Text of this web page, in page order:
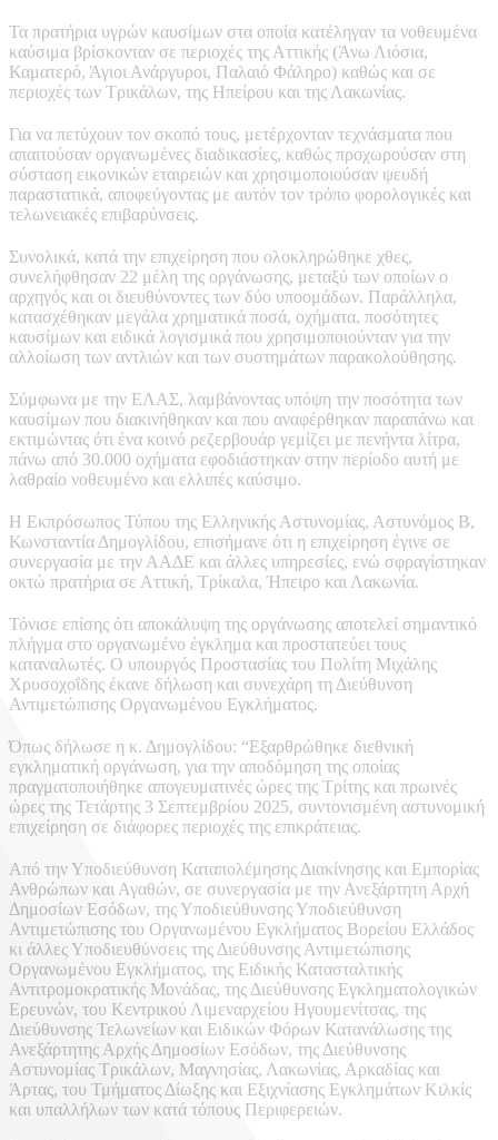
Τα πρατήρια υγρών καυσίμων στα οποία κατέληγαν τα νοθευμένα
καύσιμα βρίσκονταν σε περιοχές της Αττικής (Άνω Λιόσια,
Καματερό, Άγιοι Ανάργυροι, Παλαιό Φάληρο) καθώς και σε
περιοχές των Τρικάλων, της Ηπείρου και της Λακωνίας.
Για να πετύχουν τον σκοπό τους, μετέρχονταν τεχνάσματα που
απαιτούσαν οργανωμένες διαδικασίες, καθώς προχωρούσαν στη
σύσταση εικονικών εταιρειών και χρησιμοποιούσαν ψευδή
παραστατικά, αποφεύγοντας με αυτόν τον τρόπο φορολογικές και
τελωνειακές επιβαρύνσεις.
Συνολικά, κατά την επιχείρηση που ολοκληρώθηκε χθες,
συνελήφθησαν 22 μέλη της οργάνωσης, μεταξύ των οποίων ο
αρχηγός και οι διευθύνοντες των δύο υποομάδων. Παράλληλα,
κατασχέθηκαν μεγάλα χρηματικά ποσά, οχήματα, ποσότητες
καυσίμων και ειδικά λογισμικά που χρησιμοποιούνταν για την
αλλοίωση των αντλιών και των συστημάτων παρακολούθησης.
Σύμφωνα με την ΕΛΑΣ, λαμβάνοντας υπόψη την ποσότητα των
καυσίμων που διακινήθηκαν και που αναφέρθηκαν παραπάνω και
εκτιμώντας ότι ένα κοινό ρεζερβουάρ γεμίζει με πενήντα λίτρα,
πάνω από 30.000 οχήματα εφοδιάστηκαν στην περίοδο αυτή με
λαθραίο νοθευμένο και ελλιπές καύσιμο.
Η Εκπρόσωπος Τύπου της Ελληνικής Αστυνομίας, Αστυνόμος Β,
Κωνσταντία Δημογλίδου, επισήμανε ότι η επιχείρηση έγινε σε
συνεργασία με την ΑΑΔΕ και άλλες υπηρεσίες, ενώ σφραγίστηκαν
οκτώ πρατήρια σε Αττική, Τρίκαλα, Ήπειρο και Λακωνία.
Τόνισε επίσης ότι αποκάλυψη της οργάνωσης αποτελεί σημαντικό
πλήγμα στο οργανωμένο έγκλημα και προστατεύει τους
καταναλωτές. Ο υπουργός Προστασίας του Πολίτη Μιχάλης
Χρυσοχοΐδης έκανε δήλωση και συνεχάρη τη Διεύθυνση
Αντιμετώπισης Οργανωμένου Εγκλήματος.
Όπως δήλωσε η κ. Δημογλίδου: “Εξαρθρώθηκε διεθνική
εγκληματική οργάνωση, για την αποδόμηση της οποίας
πραγματοποιήθηκε απογευματινές ώρες της Τρίτης και πρωινές
ώρες της Τετάρτης 3 Σεπτεμβρίου 2025, συντονισμένη αστυνομική
επιχείρηση σε διάφορες περιοχές της επικράτειας.
Από την Υποδιεύθυνση Καταπολέμησης Διακίνησης και Εμπορίας
Ανθρώπων και Αγαθών, σε συνεργασία με την Ανεξάρτητη Αρχή
Δημοσίων Εσόδων, της Υποδιεύθυνσης Υποδιεύθυνση
Αντιμετώπισης του Οργανωμένου Εγκλήματος Βορείου Ελλάδος
κι άλλες Υποδιευθύνσεις της Διεύθυνσης Αντιμετώπισης
Οργανωμένου Εγκλήματος, της Ειδικής Κατασταλτικής
Αντιτρομοκρατικής Μονάδας, της Διεύθυνσης Εγκληματολογικών
Ερευνών, του Κεντρικού Λιμεναρχείου Ηγουμενίτσας, της
Διεύθυνσης Τελωνείων και Ειδικών Φόρων Κατανάλωσης της
Ανεξάρτητης Αρχής Δημοσίων Εσόδων, της Διεύθυνσης
Αστυνομίας Τρικάλων, Μαγνησίας, Λακωνίας, Αρκαδίας και
Άρτας, του Τμήματος Δίωξης και Εξιχνίασης Εγκλημάτων Κιλκίς
και υπαλλήλων των κατά τόπους Περιφερειών.